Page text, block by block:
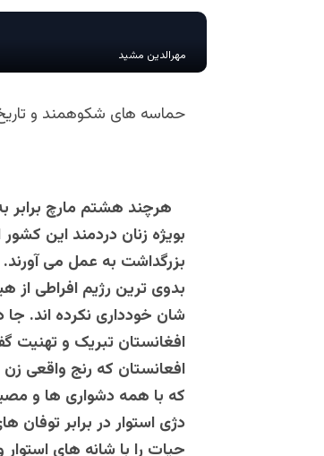
مهرالدین مشید
حماسه های شکوهمند و
هرچند هشتم مارچ برابر
بویژه زنان دردمند این
بزرگداشت به عمل می
بدوی ترین رژیم افراطی از
شان خودداری نکرده اند. جا
افغانستان تبریک و تهنیت
افعانستان که رنج واقعی
که با همه دشواری ها و
دژی استوار در برابر توفان
حیات را با شانه های